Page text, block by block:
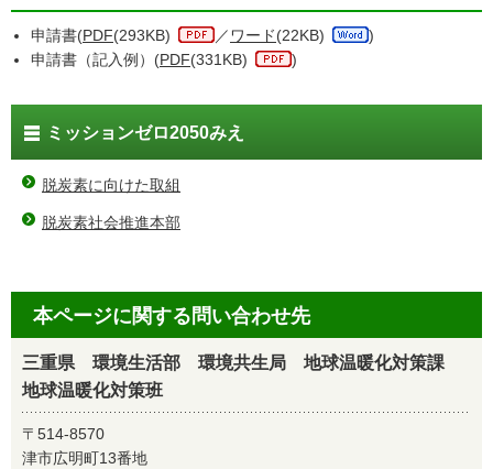
申請書(PDF(293KB) ／ ワード(22KB)
)
申請書（記入例）(PDF(331KB) )
ミッションゼロ2050みえ
脱炭素に向けた取組
脱炭素社会推進本部
本ページに関する問い合わせ先
三重県 環境生活部 環境共生局 地球温暖化対策課
地球温暖化対策班
〒514-8570
津市広明町13番地